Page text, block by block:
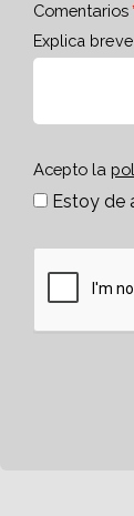
Comentarios
Explica
Acepto la
Estoy de